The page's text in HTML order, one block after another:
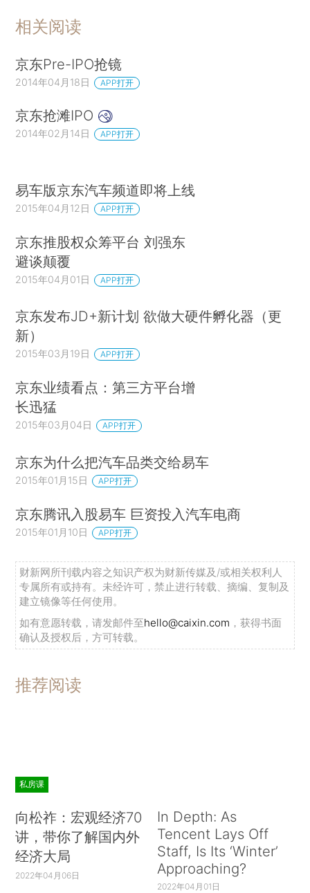
相关阅读
京东Pre-IPO抢镜
2014年04月18日 APP打开
京东抢滩IPO
2014年02月14日 APP打开
易车版京东汽车频道即将上线
2015年04月12日 APP打开
京东推股权众筹平台 刘强东
避谈颠覆
2015年04月01日 APP打开
京东发布JD+新计划 欲做大硬件孵化器（更
新）
2015年03月19日 APP打开
京东业绩看点：第三方平台增
长迅猛
2015年03月04日 APP打开
京东为什么把汽车品类交给易车
2015年01月15日 APP打开
京东腾讯入股易车 巨资投入汽车电商
2015年01月10日 APP打开
财新网所刊载内容之知识产权为财新传媒及/或相关权利人
专属所有或持有。未经许可，禁止进行转载、摘编、复制及
建立镜像等任何使用。
如有意愿转载，请发邮件至hello@caixin.com ，获得书面
确认及授权后，方可转载。
推荐阅读
私房课
向松祚：宏观经济70
讲，带你了解国内外
经济大局
2022年04月06日
In Depth: As
Tencent Lays Off
Staff, Is Its ‘Winter’
Approaching?
2022年04月01日